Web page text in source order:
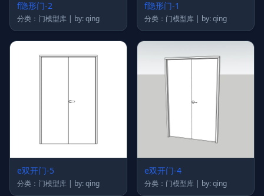
f隐形门-2
分类：门模型库 | by: qing
f隐形门-1
分类：门模型库 | by: qing
e双开门-5
分类：门模型库 | by: qing
e双开门-4
分类：门模型库 | by: qing